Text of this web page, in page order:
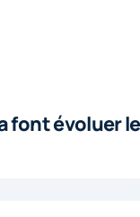
font évoluer